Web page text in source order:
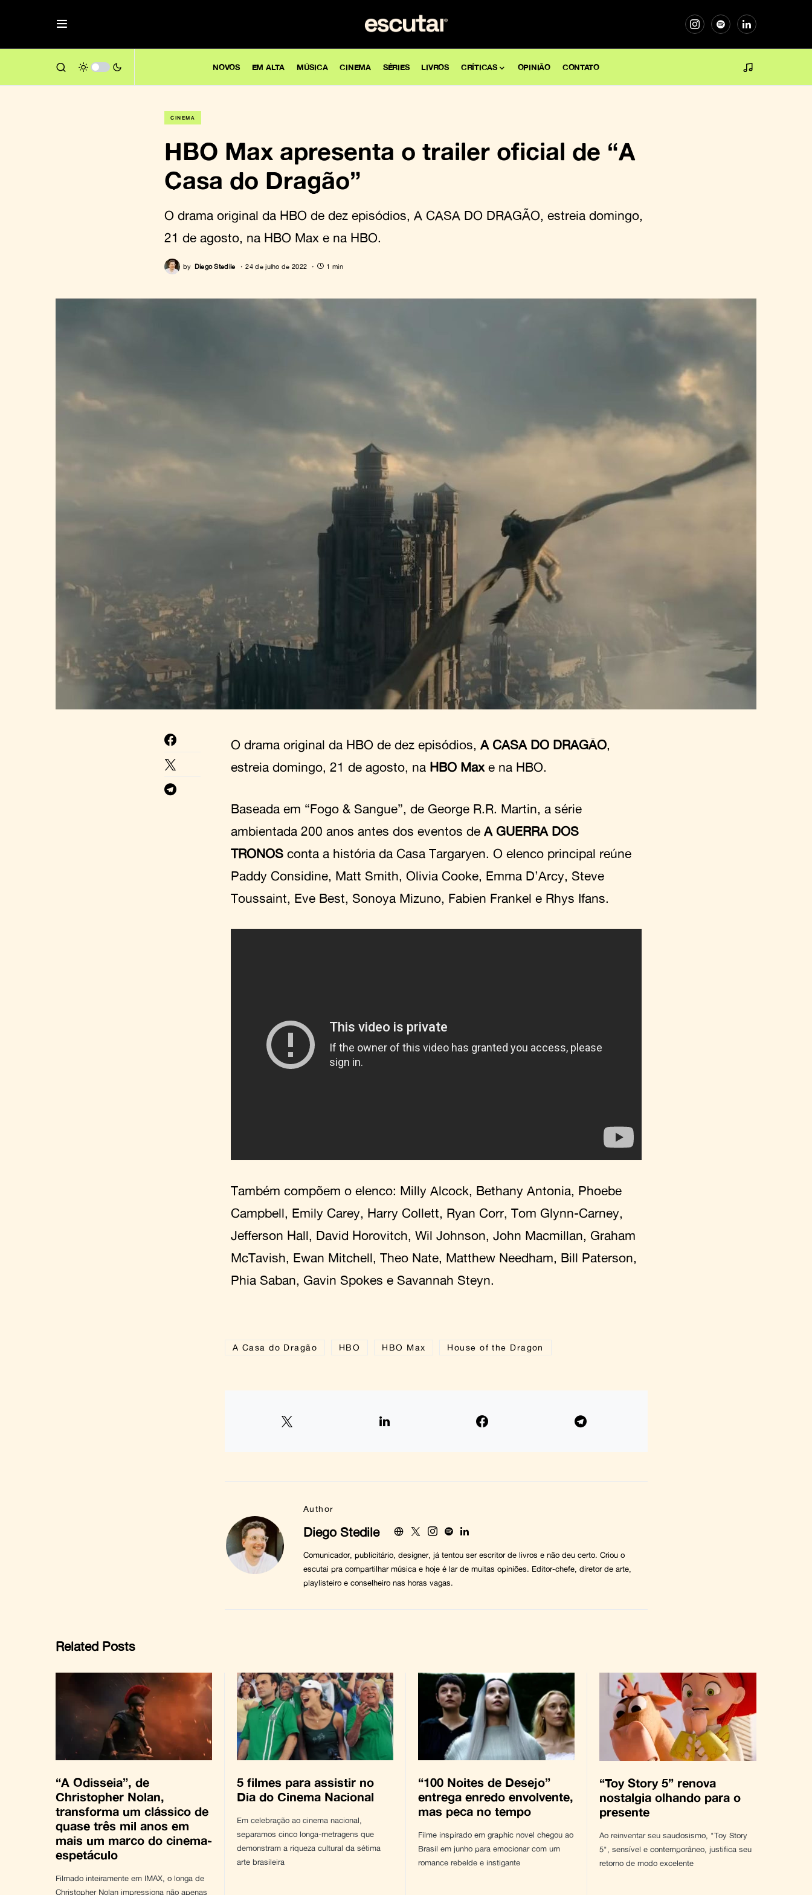
NOVOS EM ALTA MÚSICA CINEMA SÉRIES LIVROS CRÍTICAS OPINIÃO CONTATO
CINEMA
HBO Max apresenta o trailer oficial de “A
Casa do Dragão”
O drama original da HBO de dez episódios, A CASA DO DRAGÃO, estreia domingo,
21 de agosto, na HBO Max e na HBO.
by Diego Stedile 24 de julho de 2022 1 min
O drama original da HBO de dez episódios, A CASA DO DRAGÃO,
estreia domingo, 21 de agosto, na HBO Max e na HBO.
Baseada em “Fogo & Sangue”, de George R.R. Martin, a série
ambientada 200 anos antes dos eventos de A GUERRA DOS
TRONOS conta a história da Casa Targaryen. O elenco principal reúne
Paddy Considine, Matt Smith, Olivia Cooke, Emma D’Arcy, Steve
Toussaint, Eve Best, Sonoya Mizuno, Fabien Frankel e Rhys Ifans.
Também compõem o elenco: Milly Alcock, Bethany Antonia, Phoebe
Campbell, Emily Carey, Harry Collett, Ryan Corr, Tom Glynn-Carney,
Jefferson Hall, David Horovitch, Wil Johnson, John Macmillan, Graham
McTavish, Ewan Mitchell, Theo Nate, Matthew Needham, Bill Paterson,
Phia Saban, Gavin Spokes e Savannah Steyn.
A Casa do Dragão HBO HBO Max House of the Dragon
Author
Diego Stedile
Comunicador, publicitário, designer, já tentou ser escritor de livros e não deu certo. Criou o
escutai pra compartilhar música e hoje é lar de muitas opiniões. Editor-chefe, diretor de arte,
playlisteiro e conselheiro nas horas vagas.
Related Posts
“A Odisseia”, de
Christopher Nolan,
transforma um clássico de
quase três mil anos em
mais um marco do cinema-
espetáculo
Filmado inteiramente em IMAX, o longa de
Christopher Nolan impressiona não apenas
5 filmes para assistir no
Dia do Cinema Nacional
Em celebração ao cinema nacional,
separamos cinco longa-metragens que
demonstram a riqueza cultural da sétima
arte brasileira
“100 Noites de Desejo”
entrega enredo envolvente,
mas peca no tempo
Filme inspirado em graphic novel chegou ao
Brasil em junho para emocionar com um
romance rebelde e instigante
“Toy Story 5” renova
nostalgia olhando para o
presente
Ao reinventar seu saudosismo, "Toy Story
5", sensível e contemporâneo, justifica seu
retorno de modo excelente